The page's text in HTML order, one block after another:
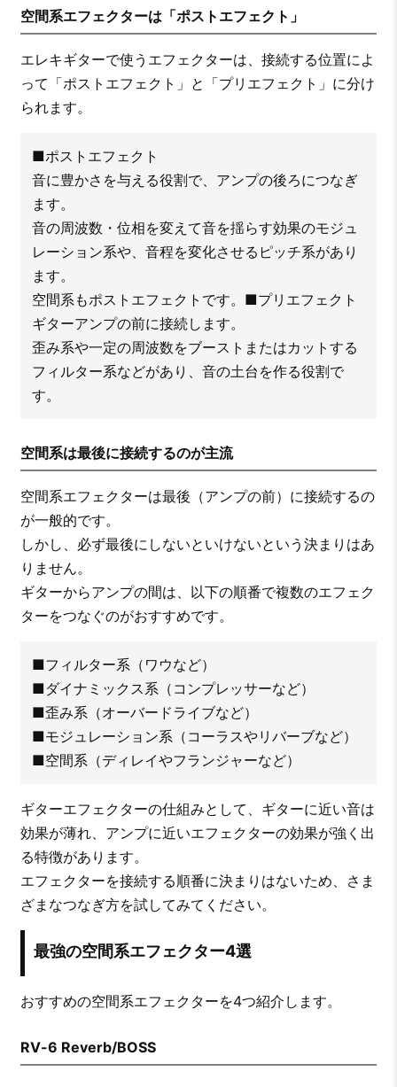
空間系エフェクターは「ポストエフェクト」
エレキギターで使うエフェクターは、接続する位置によ
って「ポストエフェクト」と「プリエフェクト」に分け
られます。
■ポストエフェクト
音に豊かさを与える役割で、アンプの後ろにつなぎ
ます。
音の周波数・位相を変えて音を揺らす効果のモジュ
レーション系や、音程を変化させるピッチ系があり
ます。
空間系もポストエフェクトです。■プリエフェクト
ギターアンプの前に接続します。
歪み系や一定の周波数をブーストまたはカットする
フィルター系などがあり、音の土台を作る役割で
す。
空間系は最後に接続するのが主流
空間系エフェクターは最後（アンプの前）に接続するの
が一般的です。
しかし、必ず最後にしないといけないという決まりはあ
りません。
ギターからアンプの間は、以下の順番で複数のエフェク
ターをつなぐのがおすすめです。
■フィルター系（ワウなど）
■ダイナミックス系（コンプレッサーなど）
■歪み系（オーバードライブなど）
■モジュレーション系（コーラスやリバーブなど）
■空間系（ディレイやフランジャーなど）
ギターエフェクターの仕組みとして、ギターに近い音は
効果が薄れ、アンプに近いエフェクターの効果が強く出
る特徴があります。
エフェクターを接続する順番に決まりはないため、さま
ざまなつなぎ方を試してみてください。
最強の空間系エフェクター4選
おすすめの空間系エフェクターを4つ紹介します。
RV-6 Reverb/BOSS